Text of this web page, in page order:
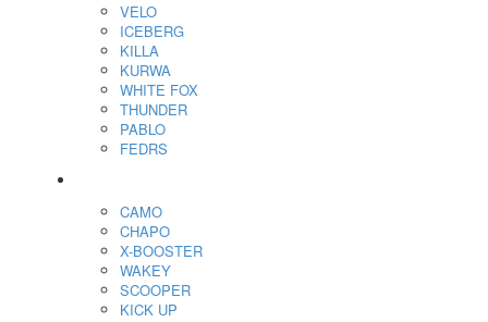
VELO
ICEBERG
KILLA
KURWA
WHITE FOX
THUNDER
PABLO
FEDRS
CAMO
CHAPO
X-BOOSTER
WAKEY
SCOOPER
KICK UP